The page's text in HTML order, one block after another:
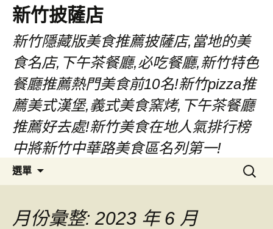
新竹披薩店
新竹隱藏版美食推薦披薩店,當地的美
食名店,下午茶餐廳,必吃餐廳,新竹特色
餐廳推薦熱門美食前10名!新竹pizza推
薦美式漢堡,義式美食窯烤,下午茶餐廳
推薦好去處!新竹美食在地人氣排行榜
中將新竹中華路美食區名列第一!
選單
要
內
搜
尋
月份彙整: 2023 年 6 月